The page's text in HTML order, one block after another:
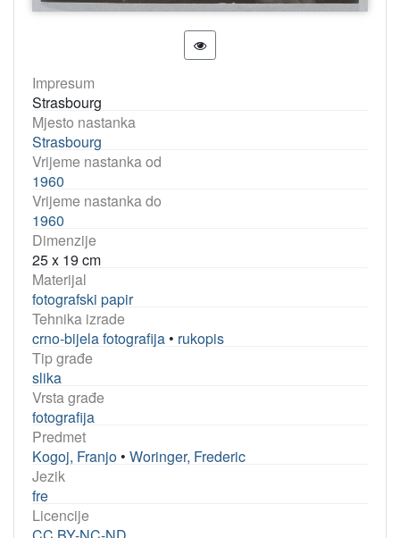
Impresum
Strasbourg
Mjesto nastanka
Strasbourg
Vrijeme nastanka od
1960
Vrijeme nastanka do
1960
Dimenzije
25 x 19 cm
Materijal
fotografski papir
Tehnika izrade
crno-bijela fotografija • rukopis
Tip građe
slika
Vrsta građe
fotografija
Predmet
Kogoj, Franjo • Woringer, Frederic
Jezik
fre
Licencije